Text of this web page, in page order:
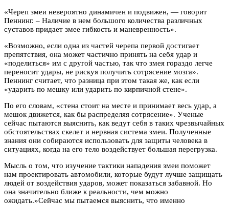
«Череп змеи невероятно динамичен и подвижен, — говорит
Пеннинг. – Наличие в нем большого количества различных
суставов придает змее гибкость и маневренность».
«Возможно, если одна из частей черепа первой достигает
препятствия, она может частично принять на себя удар и
«поделиться» им с другой частью, так что змея гораздо легче
переносит удары, не рискуя получить сотрясение мозга».
Пеннинг считает, что разница при этом такая же, как если
«ударить по мешку или ударить по кирпичной стене».
По его словам, «стена стоит на месте и принимает весь удар, а
мешок движется, как бы распределяя сотрясение». Ученые
сейчас пытаются выяснить, как ведут себя в таких чрезвычайных
обстоятельствах скелет и нервная система змеи. Полученные
знания они собираются использовать для защиты человека в
ситуациях, когда на его тело воздействует большая перегрузка.
Мысль о том, что изучение тактики нападения змеи поможет
нам проектировать автомобили, которые будут лучше защищать
людей от воздействия ударов, может показаться забавной. Но
она значительно ближе к реальности, чем можно
ожидать.»Сейчас мы пытаемся выяснить, что именно